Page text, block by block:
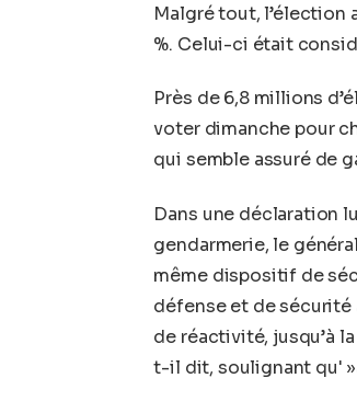
Malgré tout, l’élection
%. Celui-ci était
Près de 6,8 millions
voter dimanche pour
qui semble assuré de
Dans une déclaration
gendarmerie, le
même dispositif de
défense et de sécurité
de réactivité, jusqu’à
t-il dit, soulignant qu'